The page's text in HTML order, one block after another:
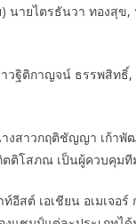
นายไตรธันวา ทองสุ
วฐิติกาญจน์ ธรรพสิท
งสาวกฤติชัญญา เก้าพั
ตติโสภณ เป็นผู้ควบคุมที
อีสต์ เอเชียน อเมเจ